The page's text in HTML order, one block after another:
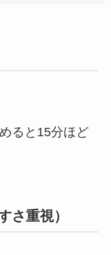
ると15分ほど
さ重視）